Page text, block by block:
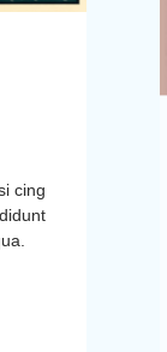
cing